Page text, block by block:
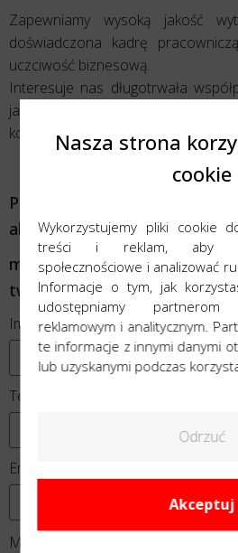
Zapewniamy wysoką jakość
doświadczona kadrę
uczciwość biznesową.
Interesuje nas długotrwała
jak również krótkie serie
kontaktu: export@wfmd.pl
Pozostaw nam
abyśmy
mogli skontaktować się z
twojego projektu.
Imię
Telefon
Email
Miasto
Nasza strona
cookie
Wykorzystujemy pliki cookie
treści i reklam, aby
społecznościowe i analizować
Informacje o tym, jak
udostępniamy partnerom
reklamowym i analitycznym.
te informacje z innymi danymi
lub uzyskanymi podczas
Odrzuć
Akceptuj